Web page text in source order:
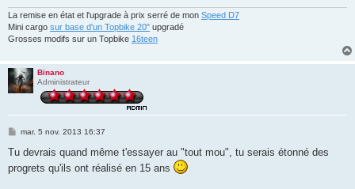
La remise en état et l'upgrade à prix serré de mon Speed D7
Mini cargo sur base d'un Topbike 20" upgradé
Grosses modifs sur un Topbike 16teen
Binano
Administrateur
M
s
a
mar. 5 nov. 2013 16:37
Tu devrais quand même t'essayer au "tout mou", tu serais étonné des
progrets qu'ils ont réalisé en 15 ans